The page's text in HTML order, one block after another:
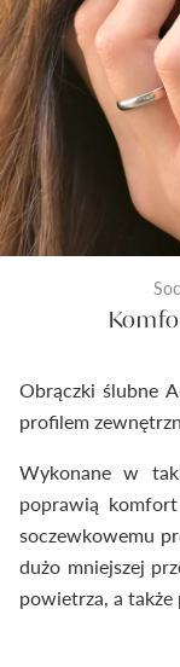
Obrączki ślubne
profilem
Wykonane w
poprawią
soczewkowemu
dużo mniejszej
powietrza, a także